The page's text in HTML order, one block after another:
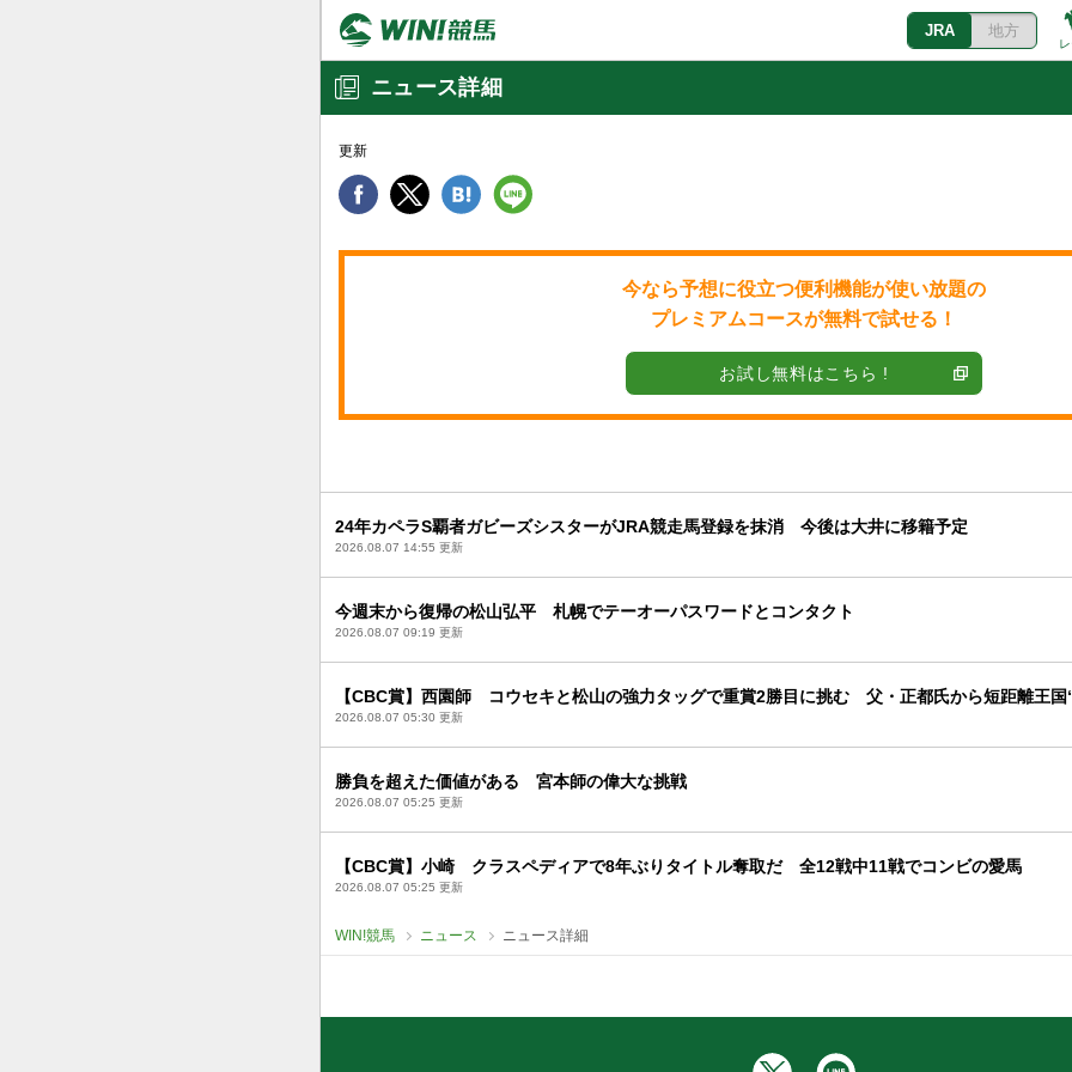
JRA 地方
ニュース詳細
更新
今なら予想に役立つ便利機能が使い放題の
プレミアムコースが無料で試せる！
お試し無料はこちら !
24年カペラS覇者ガビーズシスターがJRA競走馬登録を抹消 今後は大井に移籍予定
2026.08.07 14:55 更新
今週末から復帰の松山弘平 札幌でテーオーパスワードとコンタクト
2026.08.07 09:19 更新
【CBC賞】西園師 コウセキと松山の強力タッグで重賞2勝目に挑む 父・正都氏から短距離王国
2026.08.07 05:30 更新
勝負を超えた価値がある 宮本師の偉大な挑戦
2026.08.07 05:25 更新
【CBC賞】小崎 クラスペディアで8年ぶりタイトル奪取だ 全12戦中11戦でコンビの愛馬
2026.08.07 05:25 更新
WIN!競馬 ニュース ニュース詳細